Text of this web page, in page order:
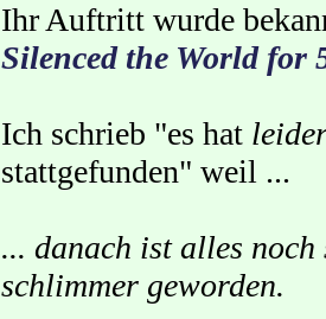
Ihr Auftritt wurde
Silenced the World for
Ich schrieb "es hat
stattgefunden" weil ...
... danach ist alles
schlimmer geworden.